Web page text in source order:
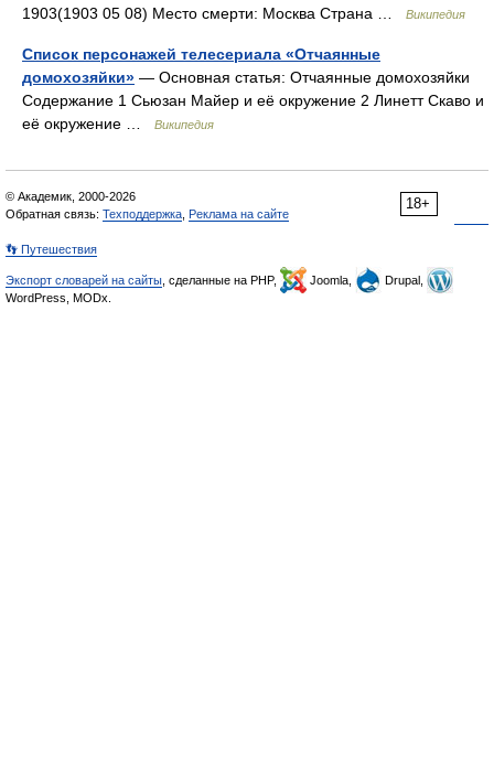
1903(1903 05 08) Место смерти: Москва Страна …
Википедия
Список персонажей телесериала «Отчаянные
домохозяйки» — Основная статья: Отчаянные домохозяйки
Содержание 1 Сьюзан Майер и её окружение 2 Линетт Скаво и
её окружение …
Википедия
18+
© Академик, 2000-2026
Обратная связь: Техподдержка Реклама на сайте
👣 Путешествия
Экспорт словарей на сайты , сделанные на PHP, Joomla,
Drupal,
WordPress, MODx.